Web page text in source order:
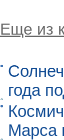
Еще из
года
Марса